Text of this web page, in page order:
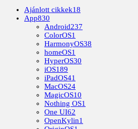
Ajánlott cikkek18
App830
Android237
ColorOS1
HarmonyOS38
homeOS1
HyperOS30
iOS189
iPadOS41
MacOS24
MagicOS10
Nothing OS1
One UI62
OpenKylin1